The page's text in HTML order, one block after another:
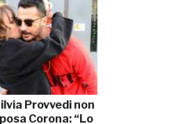
Provvedi non
Corona: “Lo